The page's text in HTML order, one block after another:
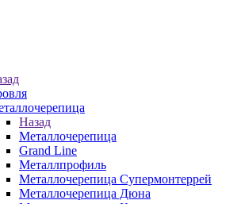
Назад
Металлочерепица
Grand Line
Металлпрофиль
Металлочерепица Супермонтеррей
Металлочерепица Дюна